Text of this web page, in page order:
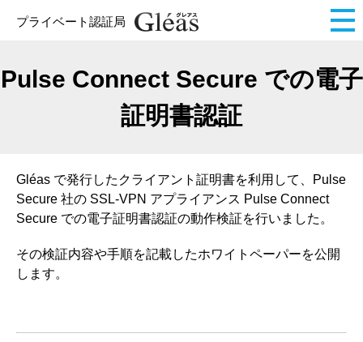
プライベート認証局
Pulse Connect Secure での電子
証明書認証
Gléas で発行したクライアント証明書を利用して、Pulse
Secure 社の SSL-VPN アプライアンス Pulse Connect
Secure での電子証明書認証の動作検証を行いました。
その検証内容や手順を記載したホワイトペーパーを公開
します。